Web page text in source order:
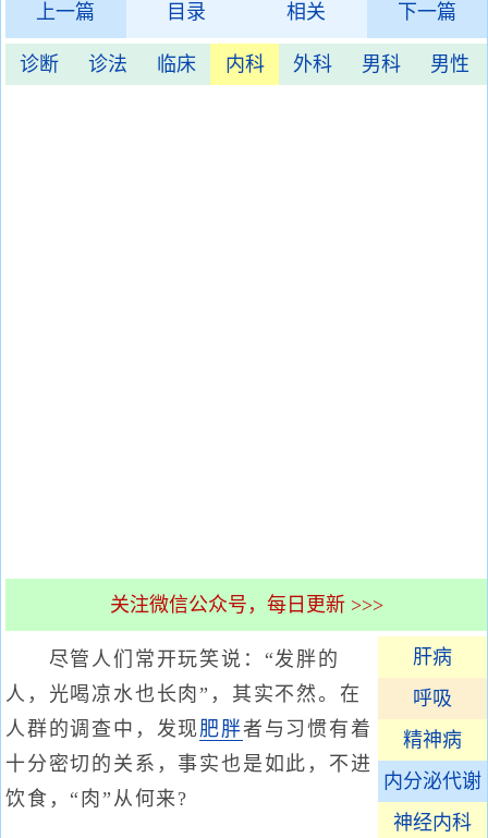
上一篇 目录 相关 下一篇
诊断 诊法 临床 内科 外科 男科 男性
关注微信公众号，每日更新 >>>
肝病
呼吸
精神病
内分泌代谢
神经内科
尽管人们常开玩笑说：“发胖的
人，光喝凉水也长肉”，其实不然。在
人群的调查中，发现 肥胖者与习惯有着
十分密切的关系，事实也是如此，不进
饮食，“肉”从何来?